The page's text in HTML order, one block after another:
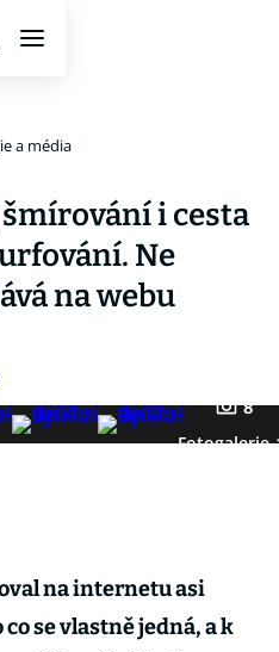
a média
i cesta
Ne
na webu
8
Fotogalerie
na internetu asi
se vlastně jedná, a k